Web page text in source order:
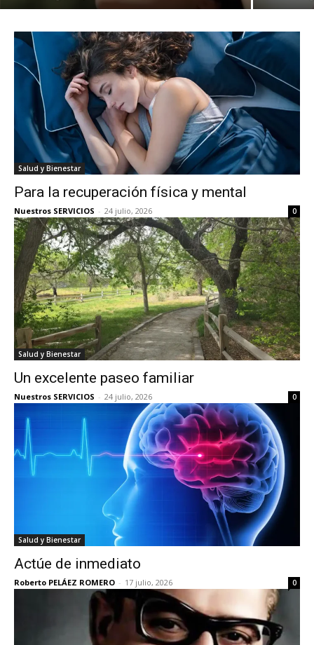
Salud y Bienestar
Para la recuperación física y mental
Nuestros SERVICIOS - 24 julio, 2026 0
Salud y Bienestar
Un excelente paseo familiar
Nuestros SERVICIOS - 24 julio, 2026 0
Salud y Bienestar
Actúe de inmediato
Roberto PELÁEZ ROMERO - 17 julio, 2026 0